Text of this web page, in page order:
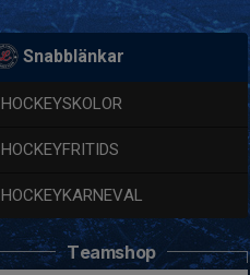
Snabblänkar
HOCKEYSKOLOR
HOCKEYFRITIDS
HOCKEYKARNEVAL
Teamshop